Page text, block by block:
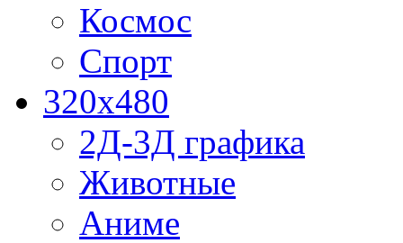
Космос
Спорт
320x480
2Д-3Д графика
Животные
Аниме